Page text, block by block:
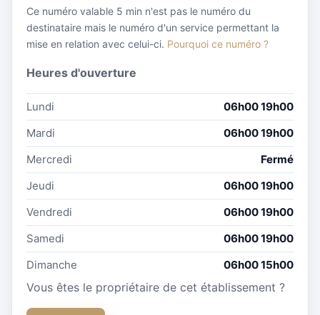
Ce numéro valable 5 min n'est pas le numéro du
destinataire mais le numéro d'un service permettant la
mise en relation avec celui-ci. Pourquoi ce numéro ?
Heures d'ouverture
Lundi
06h00 19h00
Mardi
06h00 19h00
Mercredi
Fermé
Jeudi
06h00 19h00
Vendredi
06h00 19h00
Samedi
06h00 19h00
Dimanche
06h00 15h00
Vous êtes le propriétaire de cet établissement ?